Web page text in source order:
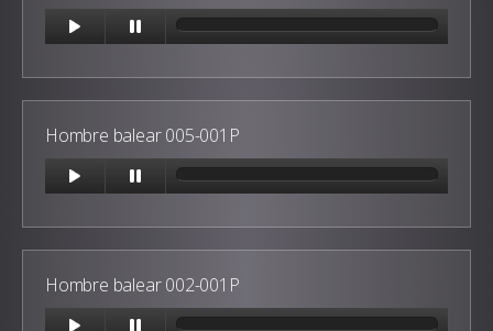
Hombre balear 005-001P
Hombre balear 002-001P